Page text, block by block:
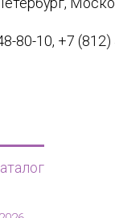
80-10, +7